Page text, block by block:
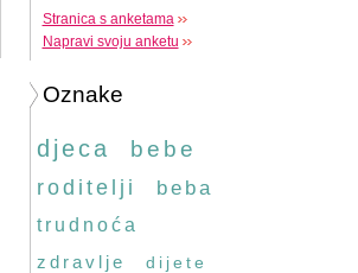
Stranica s anketama
Napravi svoju anketu
Oznake
djeca bebe
roditelji beba
trudnoća
zdravlje
dijete